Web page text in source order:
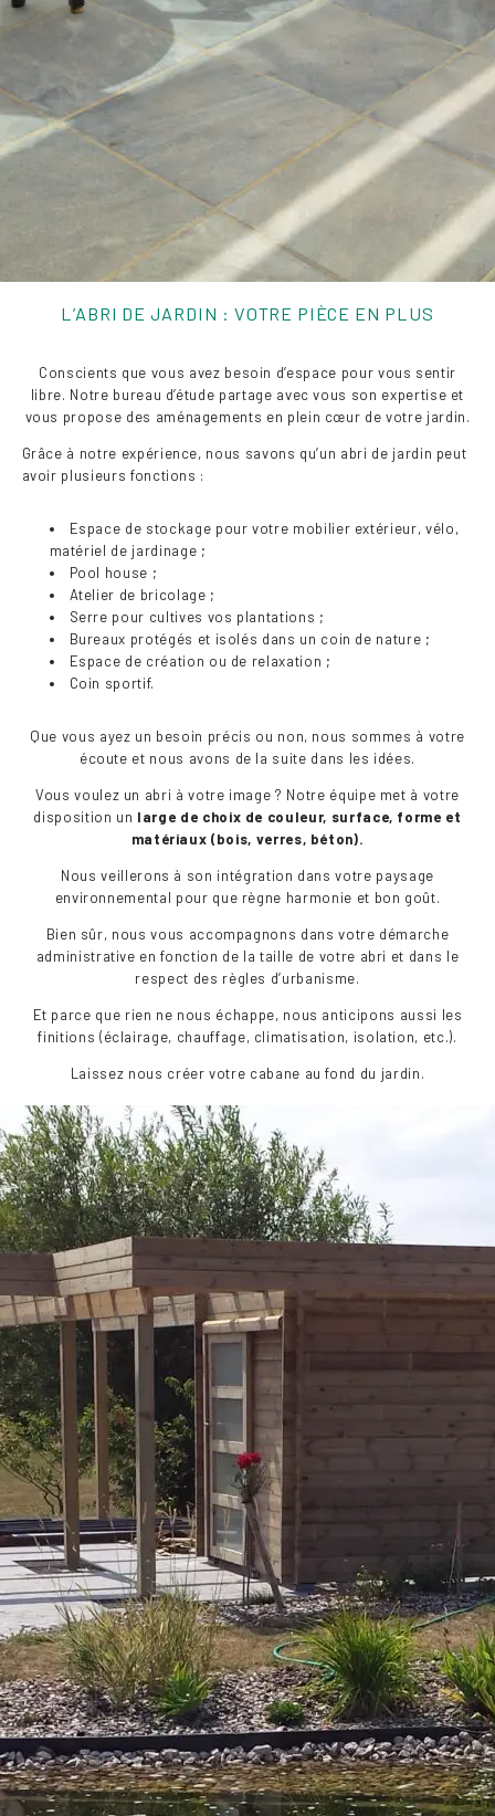
L’ABRI DE JARDIN : VOTRE PIÈCE EN PLUS
Conscients que vous avez besoin d’espace pour vous sentir
libre. Notre bureau d’étude partage avec vous son expertise et
vous propose des aménagements en plein cœur de votre jardin.
Grâce à notre expérience, nous savons qu’un abri de jardin peut
avoir plusieurs fonctions :
Espace de stockage pour votre mobilier extérieur, vélo,
matériel de jardinage ;
Pool house ;
Atelier de bricolage ;
Serre pour cultives vos plantations ;
Bureaux protégés et isolés dans un coin de nature ;
Espace de création ou de relaxation ;
Coin sportif.
Que vous ayez un besoin précis ou non, nous sommes à votre
écoute et nous avons de la suite dans les idées.
Vous voulez un abri à votre image ? Notre équipe met à votre
disposition un large de choix de couleur, surface, forme et
matériaux (bois, verres, béton).
Nous veillerons à son intégration dans votre paysage
environnemental pour que règne harmonie et bon goût.
Bien sûr, nous vous accompagnons dans votre démarche
administrative en fonction de la taille de votre abri et dans le
respect des règles d’urbanisme.
Et parce que rien ne nous échappe, nous anticipons aussi les
finitions (éclairage, chauffage, climatisation, isolation, etc.).
Laissez nous créer votre cabane au fond du jardin.